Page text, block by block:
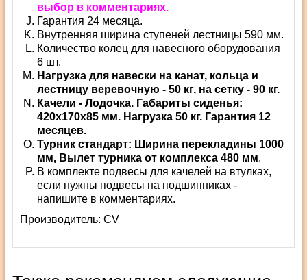
выбор в комментариях.
Гарантия 24 месяца.
Внутренняя ширина ступеней лестницы 590 мм.
Количество колец для навесного оборудования
6 шт.
Нагрузка для навески на канат, кольца и
лестницу веревочную - 50 кг, на сетку - 90 кг.
Качели - Лодочка. Габариты сиденья:
420х170х85 мм. Нагрузка 50 кг. Гарантия 12
месяцев.
Турник стандарт: Ширина перекладины 1000
мм, Вылет турника от комплекса 480 мм.
В комплекте подвесы для качелей на втулках,
если нужны подвесы на подшипниках -
напишите в комментариях.
Производитель: СV